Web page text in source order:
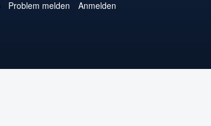
Problem melden
Anmelden